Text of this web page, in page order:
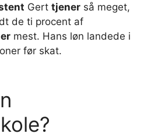
Gert tjener så meget,
de ti procent af
mest. Hans løn landede i
før skat.